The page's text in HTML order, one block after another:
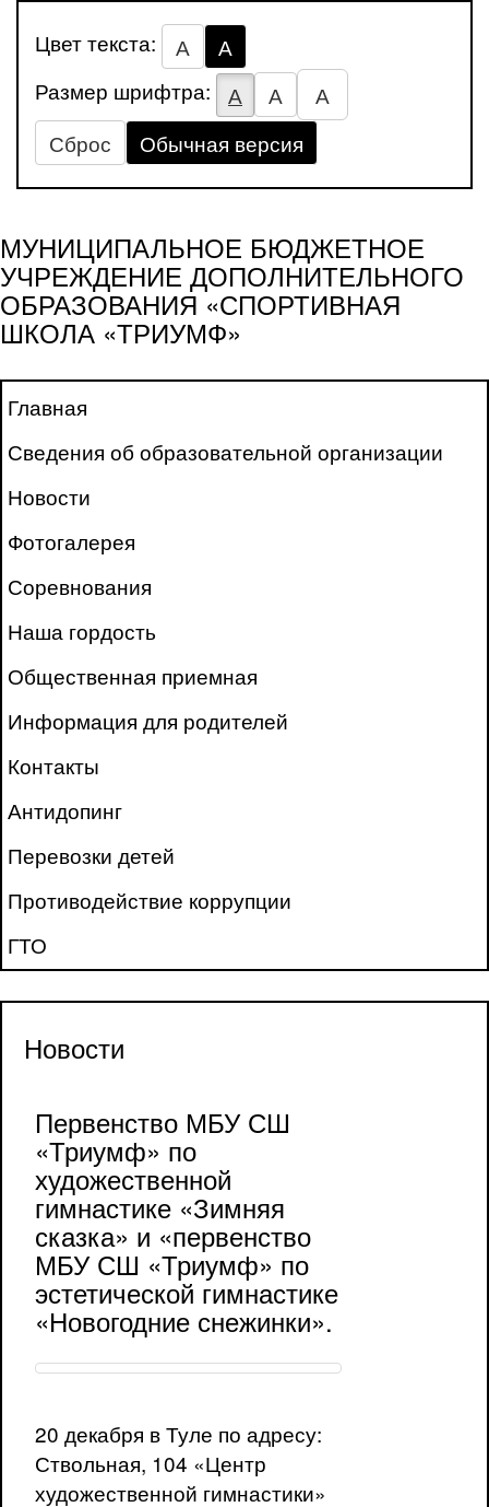
Цвет текста: А
А
Размер шрифтра:
А А
А
Сброс
Обычная версия
МУНИЦИПАЛЬНОЕ БЮДЖЕТНОЕ
УЧРЕЖДЕНИЕ ДОПОЛНИТЕЛЬНОГО
ОБРАЗОВАНИЯ «СПОРТИВНАЯ
ШКОЛА «ТРИУМФ»
Главная
Сведения об образовательной организации
Новости
Фотогалерея
Соревнования
Наша гордость
Общественная приемная
Информация для родителей
Контакты
Антидопинг
Перевозки детей
Противодействие коррупции
ГТО
Новости
Первенство МБУ СШ
«Триумф» по
художественной
гимнастике «Зимняя
сказка» и «первенство
МБУ СШ «Триумф» по
эстетической гимнастике
«Новогодние снежинки».
20 декабря в Туле по адресу:
Ствольная, 104 «Центр
художественной гимнастики»